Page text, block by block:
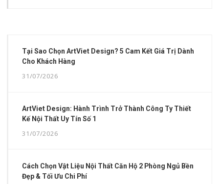
Tại Sao Chọn ArtViet Design? 5 Cam Kết Giá Trị Dành
Cho Khách Hàng
31/07/2026
ArtViet Design: Hành Trình Trở Thành Công Ty Thiết
Kế Nội Thất Uy Tín Số 1
31/07/2026
Cách Chọn Vật Liệu Nội Thất Căn Hộ 2 Phòng Ngủ Bền
Đẹp & Tối Ưu Chi Phí